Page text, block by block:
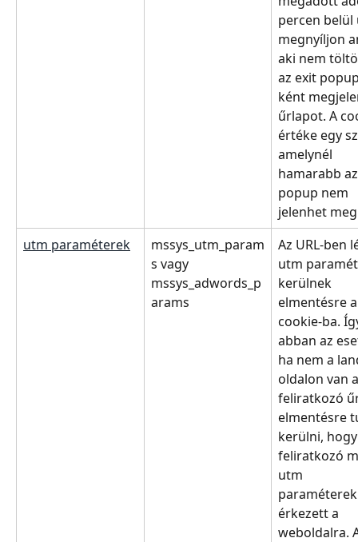
percen
megnyíljon
aki nem
az exit
ként
űrlapot. A
értéke egy
amelynél
hamarabb
popup nem
jelenhet
utm paraméterek
mssys_utm_param
s vagy
mssys_adwords_p
arams
Az URL-ben
utm
kerülnek
elmentésre
cookie-ba.
abban az
ha nem a
oldalon van
feliratkozó
elmentésre
kerülni,
feliratkozó
utm
érkezett a
weboldalra.